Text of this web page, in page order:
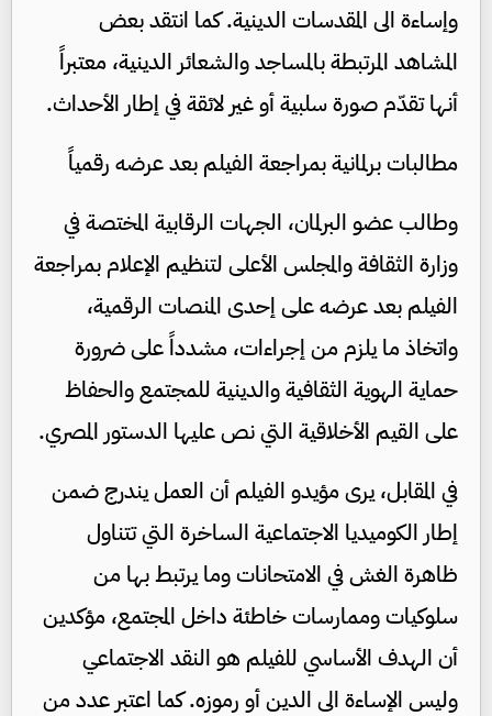
وإساءة الى المقدسات الدينية. كما انتقد بعض
المشاهد المرتبطة بالمساجد والشعائر الدينية، معتبراً
أنها تقدّم صورة سلبية أو غير لائقة في إطار الأحداث.
مطالبات برلمانية بمراجعة الفيلم بعد عرضه رقمياً
وطالب عضو البرلمان، الجهات الرقابية المختصة في
وزارة الثقافة والمجلس الأعلى لتنظيم الإعلام بمراجعة
الفيلم بعد عرضه على إحدى المنصات الرقمية،
واتخاذ ما يلزم من إجراءات، مشدداً على ضرورة
حماية الهوية الثقافية والدينية للمجتمع والحفاظ
على القيم الأخلاقية التي نص عليها الدستور المصري.
في المقابل، يرى مؤيدو الفيلم أن العمل يندرج ضمن
إطار الكوميديا الاجتماعية الساخرة التي تتناول
ظاهرة الغش في الامتحانات وما يرتبط بها من
سلوكيات وممارسات خاطئة داخل المجتمع، مؤكدين
أن الهدف الأساسي للفيلم هو النقد الاجتماعي
وليس الإساءة الى الدين أو رموزه. كما اعتبر عدد من